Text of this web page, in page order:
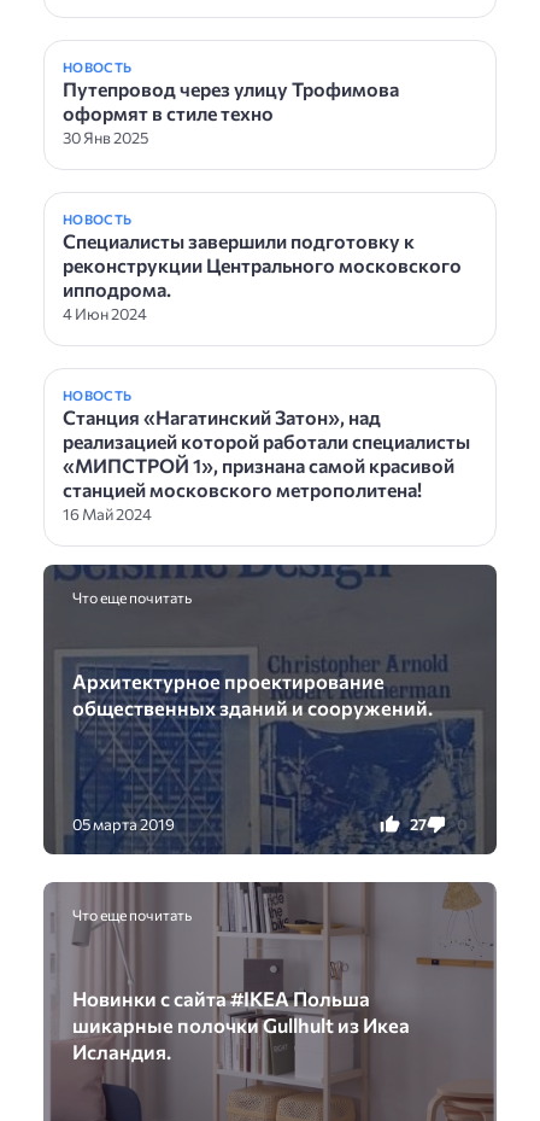
НОВОСТЬ
Путепровод через улицу Трофимова
оформят в стиле техно
30 Янв 2025
НОВОСТЬ
Специалисты завершили подготовку к
реконструкции Центрального московского
ипподрома.
4 Июн 2024
НОВОСТЬ
Станция «Нагатинский Затон», над
реализацией которой работали специалисты
«МИПСТРОЙ 1», признана самой красивой
станцией московского метрополитена!
16 Май 2024
Что еще почитать
Архитектурное проектирование
общественных зданий и сооружений.
05 марта 2019 27 0
Что еще почитать
Новинки с сайта #IKEA Польша
шикарные полочки Gullhult из Икеа
Исландия.